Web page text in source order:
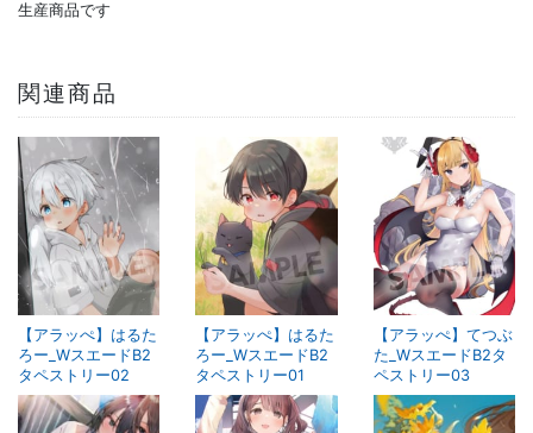
生産商品です
関連商品
【アラッぺ】はるた
ろー_WスエードB2
タペストリー02
【アラッぺ】はるた
ろー_WスエードB2
タペストリー01
【アラッぺ】てつぶ
た_WスエードB2タ
ペストリー03